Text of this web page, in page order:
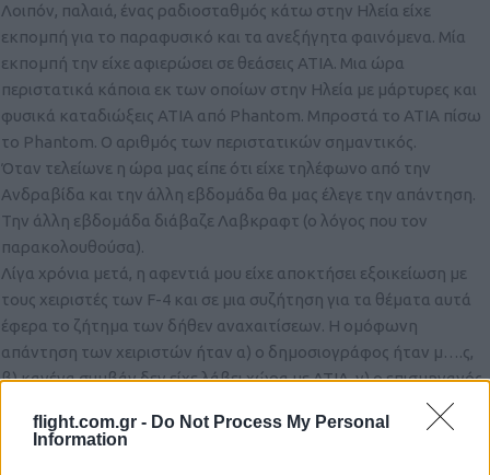
flight.com.gr - Do Not Process My Personal
Information
Λοιπόν, παλαιά, ένας ραδιοσταθμός κάτω στην Ηλεία είχε
εκπομπή για το παραφυσικό και τα ανεξήγητα φαινόμενα. Μία
εκπομπή την είχε αφιερώσει σε θεάσεις ΑΤΙΑ. Μια ώρα
περιστατικά κάποια εκ των οποίων στην Ηλεία με μάρτυρες και
φυσικά καταδιώξεις ΑΤΙΑ από Phantom. Μπροστά το ΑΤΙΑ πίσω
το Phantom. O αριθμός των περιστατικών σημαντικός.
Όταν τελείωνε η ώρα μας είπε ότι είχε τηλέφωνο από την
Ανδραβίδα και την άλλη εβδομάδα θα μας έλεγε την απάντηση.
Την άλλη εβδομάδα διάβαζε Λαβκραφτ (ο λόγος που τον
παρακολουθούσα).
Λίγα χρόνια μετά, η αφεντιά μου είχε αποκτήσει εξοικείωση με
τους χειριστές των F-4 και σε μια συζήτηση για τα θέματα αυτά
έφερα το ζήτημα των δήθεν αναχαιτίσεων. Η ομόφωνη
απάντηση των χειριστών ήταν α) ο δημοσιογράφος ήταν μ….ς,
β) κανένα συμβάν δεν είχε λάβει χώρα με ΑΤΙΑ, γ) ο επισμηναγός
… είχε δει κάτι από μακριά τη δεκαετία του 80 που δεν παίρνει
και όρκο ότι ήταν ΑΤΙΑ.